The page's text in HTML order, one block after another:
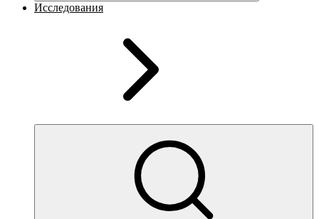
Исследования